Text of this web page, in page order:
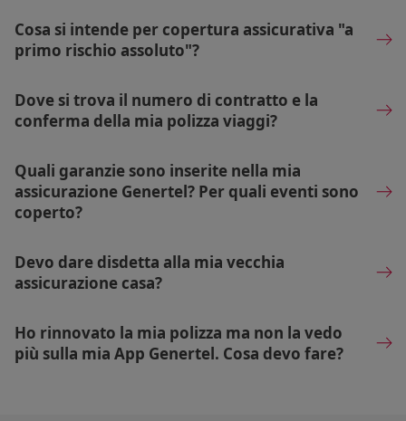
Cosa si intende per copertura assicurativa "a
primo rischio assoluto"?
Dove si trova il numero di contratto e la
conferma della mia polizza viaggi?
Quali garanzie sono inserite nella mia
assicurazione Genertel? Per quali eventi sono
coperto?
Devo dare disdetta alla mia vecchia
assicurazione casa?
Ho rinnovato la mia polizza ma non la vedo
più sulla mia App Genertel. Cosa devo fare?